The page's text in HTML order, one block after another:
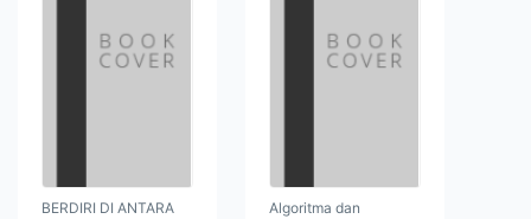
BERDIRI DI ANTARA
Algoritma dan